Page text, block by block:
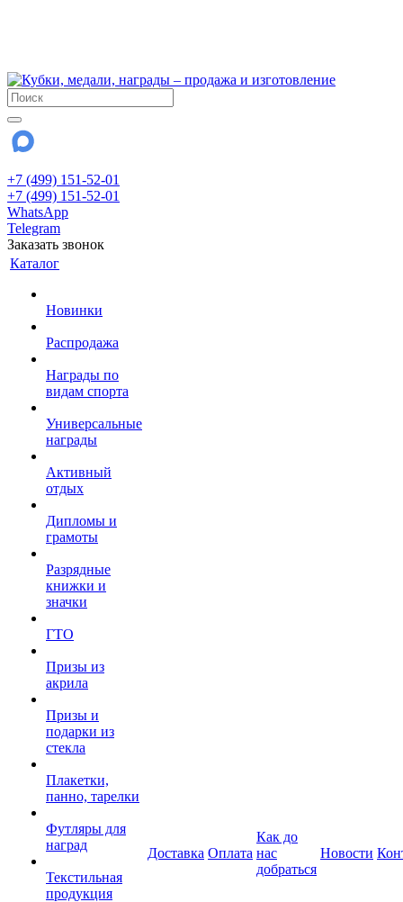
+7 (499) 151-52-01
+7 (499) 151-52-01
WhatsApp
Telegram
Заказать звонок
Каталог
Новинки
Распродажа
Награды по
видам спорта
Универсальные
награды
Активный
отдых
Дипломы и
грамоты
Разрядные
книжки и
значки
ГТО
Призы из
акрила
Призы и
подарки из
стекла
Плакетки,
панно, тарелки
Футляры для
наград
Текстильная
продукция
Доставка Оплата
Как до
нас
добраться
Новости